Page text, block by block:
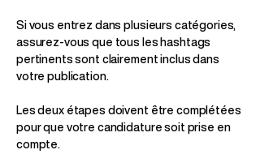
Si vous entrez dans plusieurs catégories,
assurez-vous que tous les hashtags
pertinents sont clairement inclus dans
votre publication.
Les deux étapes doivent être complétées
pour que votre candidature soit prise en
compte.